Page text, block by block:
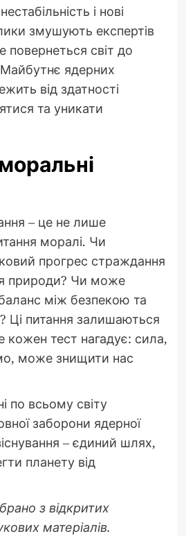
і нові
змушують експертів
повернеться світ до
ядерних
від здатності
та уникати
– це не лише
моралі. Чи
прогрес страждання
природи? Чи може
між безпекою та
Ці питання залишаються
кожен тест нагадує: сила,
може знищити нас
по всьому світу
заборони ядерної
– єдиний шлях,
планету від
з відкритих
матеріалів.